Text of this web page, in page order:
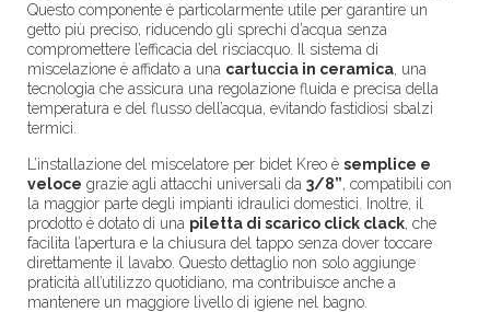
Questo componente è particolarmente utile per garantire un
getto più preciso, riducendo gli sprechi d’acqua senza
compromettere l’efficacia del risciacquo. Il sistema di
miscelazione è affidato a una cartuccia in ceramica, una
tecnologia che assicura una regolazione fluida e precisa della
temperatura e del flusso dell’acqua, evitando fastidiosi sbalzi
termici.
L’installazione del miscelatore per bidet Kreo è semplice e
veloce grazie agli attacchi universali da 3/8”, compatibili con
la maggior parte degli impianti idraulici domestici. Inoltre, il
prodotto è dotato di una piletta di scarico click clack, che
facilita l’apertura e la chiusura del tappo senza dover toccare
direttamente il lavabo. Questo dettaglio non solo aggiunge
praticità all’utilizzo quotidiano, ma contribuisce anche a
mantenere un maggiore livello di igiene nel bagno.